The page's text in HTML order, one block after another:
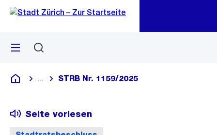
Navigation
Sprunglink
Menü
Deutsch
Blende alle Breadcrumbs ein
STRB Nr. 1159/2025
Seite vorlesen